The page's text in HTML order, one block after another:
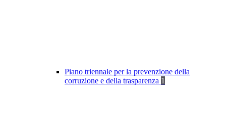
Piano triennale per la prevenzione della
corruzione e della trasparenza 1